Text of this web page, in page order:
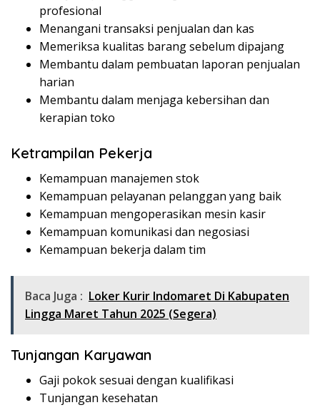
profesional
Menangani transaksi penjualan dan kas
Memeriksa kualitas barang sebelum dipajang
Membantu dalam pembuatan laporan penjualan
harian
Membantu dalam menjaga kebersihan dan
kerapian toko
Ketrampilan Pekerja
Kemampuan manajemen stok
Kemampuan pelayanan pelanggan yang baik
Kemampuan mengoperasikan mesin kasir
Kemampuan komunikasi dan negosiasi
Kemampuan bekerja dalam tim
Baca Juga : Loker Kurir Indomaret Di Kabupaten
Lingga Maret Tahun 2025 (Segera)
Tunjangan Karyawan
Gaji pokok sesuai dengan kualifikasi
Tunjangan kesehatan